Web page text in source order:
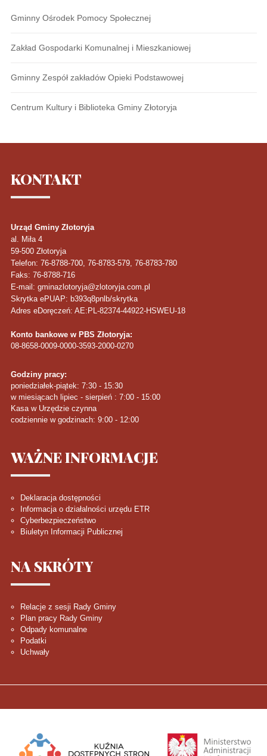
Gminny Ośrodek Pomocy Społecznej
Zakład Gospodarki Komunalnej i Mieszkaniowej
Gminny Zespół zakładów Opieki Podstawowej
Centrum Kultury i Biblioteka Gminy Złotoryja
KONTAKT
Urząd Gminy Złotoryja
al. Miła 4
59-500 Złotoryja
Telefon: 76-8788-700, 76-8783-579, 76-8783-780
Faks: 76-8788-716
E-mail: gminazlotoryja@zlotoryja.com.pl
Skrytka ePUAP: b393q8pnlb/skrytka
Adres eDoręczeń: AE:PL-82374-44922-HSWEU-18
Konto bankowe w PBS Złotoryja:
08-8658-0009-0000-3593-2000-0270
Godziny pracy:
poniedziałek-piątek: 7:30 - 15:30
w miesiącach lipiec - sierpień : 7:00 - 15:00
Kasa w Urzędzie czynna
codziennie w godzinach: 9:00 - 12:00
WAŻNEINFORMACJE
Deklaracja dostępności
Informacja o działalności urzędu ETR
Cyberbezpieczeństwo
Biuletyn Informacji Publicznej
NA SKRÓTY
Relacje z sesji Rady Gminy
Plan pracy Rady Gminy
Odpady komunalne
Podatki
Uchwały